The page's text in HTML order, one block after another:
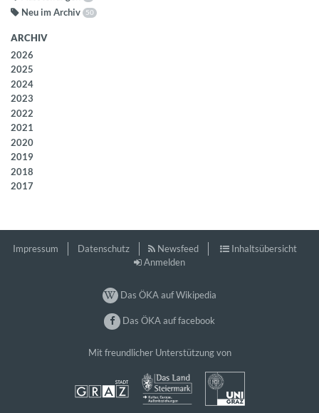
Neu im Archiv 50
ARCHIV
2026
2025
2024
2023
2022
2021
2020
2019
2018
2017
Impressum Datenschutz Newsfeed
Inhaltsübersicht
Anmelden
Das ÖKA auf Wikipedia
Das ÖKA auf facebook
Mit freundlicher Unterstützung von